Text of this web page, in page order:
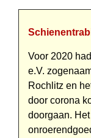
Voor 2020
e.V.
Rochlitz en
door corona
doorgaan.